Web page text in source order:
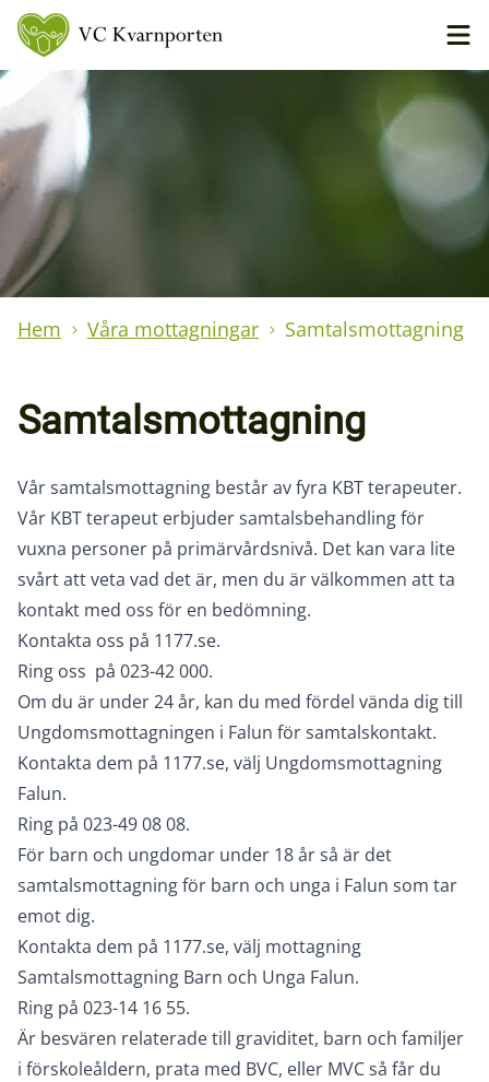
Hem Våra mottagningar Samtalsmottagning
Samtalsmottagning
Vår samtalsmottagning består av fyra KBT terapeuter.
Vår KBT terapeut erbjuder samtalsbehandling för
vuxna personer på primärvårdsnivå. Det kan vara lite
svårt att veta vad det är, men du är välkommen att ta
kontakt med oss för en bedömning.
Kontakta oss på 1177.se.
Ring oss på 023-42 000.
Om du är under 24 år, kan du med fördel vända dig till
Ungdomsmottagningen i Falun för samtalskontakt.
Kontakta dem på 1177.se, välj Ungdomsmottagning
Falun.
Ring på 023-49 08 08.
För barn och ungdomar under 18 år så är det
samtalsmottagning för barn och unga i Falun som tar
emot dig.
Kontakta dem på 1177.se, välj mottagning
Samtalsmottagning Barn och Unga Falun.
Ring på 023-14 16 55.
Är besvären relaterade till graviditet, barn och familjer
i förskoleåldern, prata med BVC, eller MVC så får du